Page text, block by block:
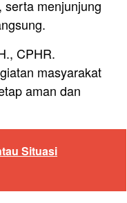
serta menjunjung
CPHR.
masyarakat
aman dan
Situasi